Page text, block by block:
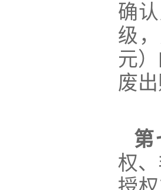
确
级
元
废
第
权